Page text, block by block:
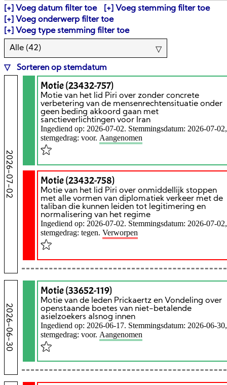
Voeg datum filter toe
Voeg stemming filter toe
Voeg onderwerp filter toe
Voeg type stemming filter toe
Alle (42)
Sorteren op stemdatum
2026-07-02
Motie (23432-757)
Motie van het lid Piri over zonder concrete
verbetering van de mensenrechtensituatie onder
geen beding akkoord gaan met
sanctieverlichtingen voor Iran
Ingediend op: 2026-07-02. Stemmingsdatum: 2026-07-02,
stemgedrag: voor. Aangenomen
Motie (23432-758)
Motie van het lid Piri over onmiddellijk stoppen
met alle vormen van diplomatiek verkeer met de
taliban die kunnen leiden tot legitimering en
normalisering van het regime
Ingediend op: 2026-07-02. Stemmingsdatum: 2026-07-02,
stemgedrag: tegen. Verworpen
2026-06-30
Motie (33652-119)
Motie van de leden Prickaertz en Vondeling over
openstaande boetes van niet-betalende
asielzoekers alsnog innen
Ingediend op: 2026-06-17. Stemmingsdatum: 2026-06-30,
stemgedrag: voor. Aangenomen